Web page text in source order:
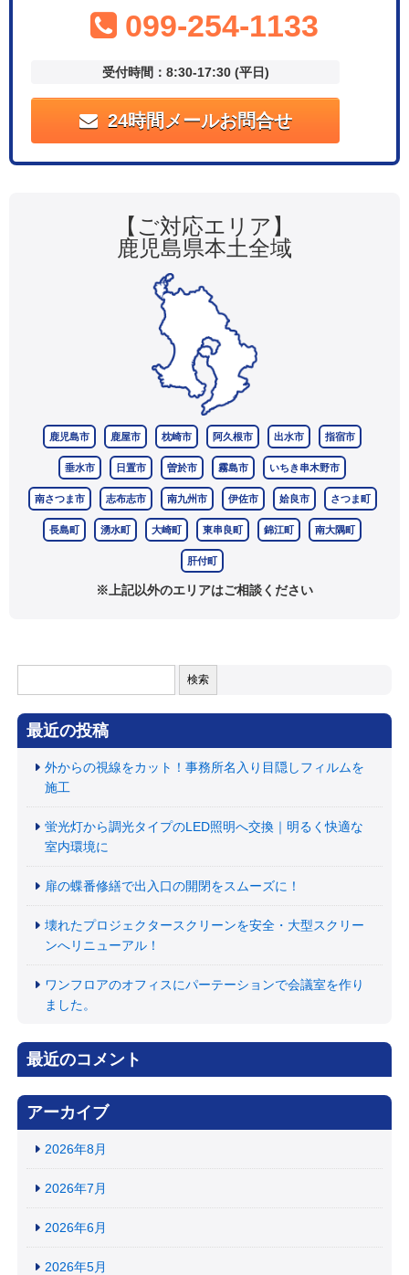
099-254-1133
受付時間：8:30-17:30 (平日)
24時間メールお問合せ
【ご対応エリア】
鹿児島県本土全域
鹿児島市 鹿屋市 枕崎市 阿久根市 出水市 指宿市
垂水市 日置市 曽於市 霧島市 いちき串木野市
南さつま市 志布志市 南九州市 伊佐市 姶良市 さつま町
長島町 湧水町 大崎町 東串良町 錦江町 南大隅町
肝付町
※上記以外のエリアはご相談ください
索:
最近の投稿
外からの視線をカット！事務所名入り目隠しフィルムを
施工
蛍光灯から調光タイプのLED照明へ交換｜明るく快適な
室内環境に
扉の蝶番修繕で出入口の開閉をスムーズに！
壊れたプロジェクタースクリーンを安全・大型スクリー
ンへリニューアル！
ワンフロアのオフィスにパーテーションで会議室を作り
ました。
最近のコメント
アーカイブ
2026年8月
2026年7月
2026年6月
2026年5月